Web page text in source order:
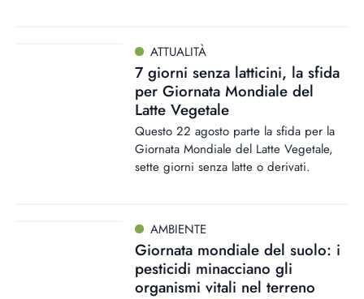
ATTUALITÀ
7 giorni senza latticini, la sfida
per Giornata Mondiale del
Latte Vegetale
Questo 22 agosto parte la sfida per la
Giornata Mondiale del Latte Vegetale,
sette giorni senza latte o derivati.
AMBIENTE
Giornata mondiale del suolo: i
pesticidi minacciano gli
organismi vitali nel terreno